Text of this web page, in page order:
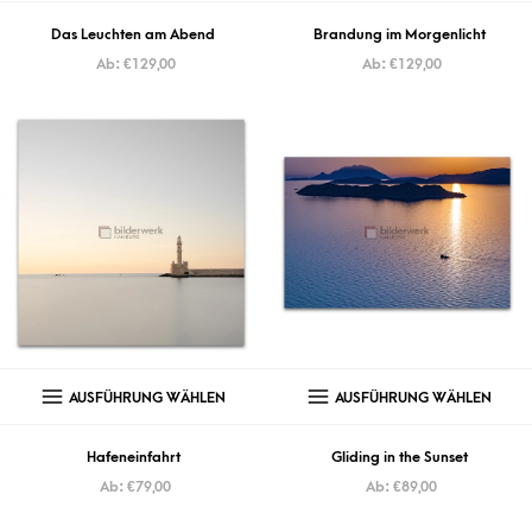
Das Leuchten am Abend
Ab: €129,00
Brandung im Morgenlicht
Ab: €129,00
AUSFÜHRUNG WÄHLEN
Hafeneinfahrt
Ab: €79,00
AUSFÜHRUNG WÄHLEN
Gliding in the Sunset
Ab: €89,00